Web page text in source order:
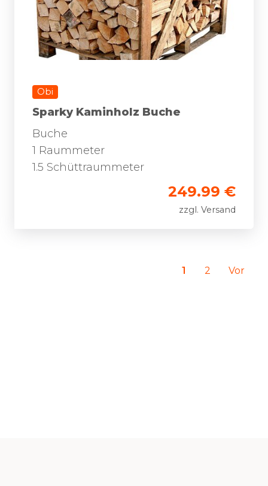
Obi
Sparky Kaminholz Buche
Buche
1 Raummeter
1.5 Schüttraummeter
249.99 €
zzgl. Versand
1 2 Vor